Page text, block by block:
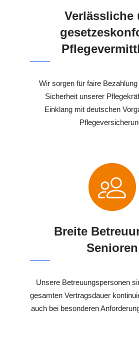
Verlässliche
Wir sorgen für faire
Sicherheit unserer
Einklang mit deutschen
Breite
Senioren
Unsere Betreuungspersonen
gesamten Vertragsdauer
auch bei besonderen